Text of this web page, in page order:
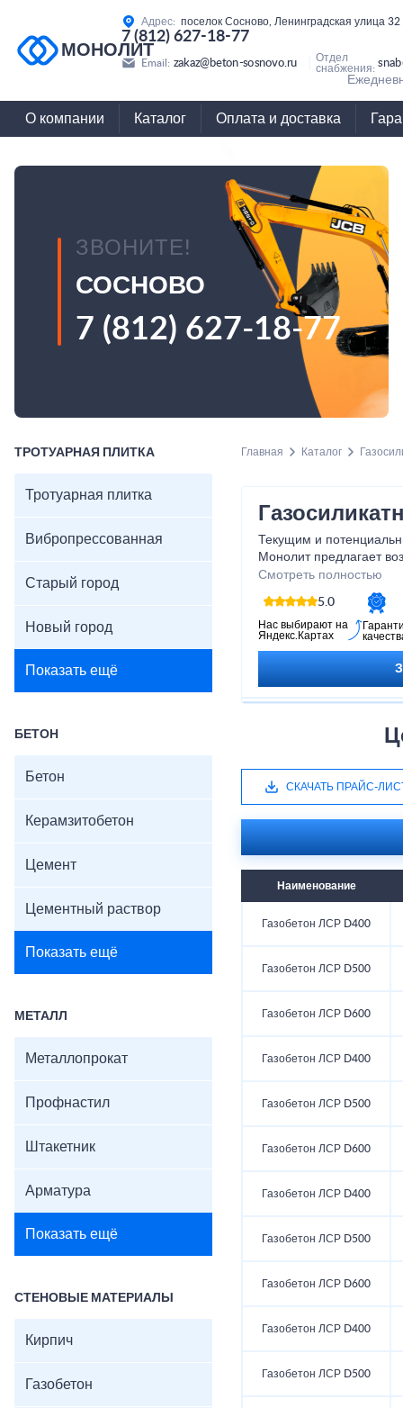
МОНОЛИТ
Адрес: поселок Сосново, Ленинградская улица 32
7 (812) 627-18-77
Email: zakaz@beton-sosnovo.ru
Отдел
снабжения:
О компании Каталог Оплата и доставка
ЗВОНИТЕ!
СОСНОВО
7 (812) 627-18-77
ТРОТУАРНАЯ ПЛИТКА
Тротуарная плитка
Вибропрессованная
Старый город
Новый город
Показать ещё
БЕТОН
Бетон
Керамзитобетон
Цемент
Цементный раствор
Показать ещё
МЕТАЛЛ
Металлопрокат
Профнастил
Штакетник
Арматура
Показать ещё
СТЕНОВЫЕ МАТЕРИАЛЫ
Кирпич
Газобетон
Главная Каталог
Текущим и
Монолит предлагает
блоки в Сосново по
Сотрудничаем с
AEROC, H+H, ЛСР,
Благодаря этому мы
средней по рынку, а
Смотреть полностью
5.0
Нас выбирают на
Яндекс.Картах
СКАЧАТЬ ПРАЙС-
Наименование
Газобетон ЛСР D400
Газобетон ЛСР D500
Газобетон ЛСР D600
Газобетон ЛСР D400
Газобетон ЛСР D500
Газобетон ЛСР D600
Газобетон ЛСР D400
Газобетон ЛСР D500
Газобетон ЛСР D600
Газобетон ЛСР D400
Газобетон ЛСР D500